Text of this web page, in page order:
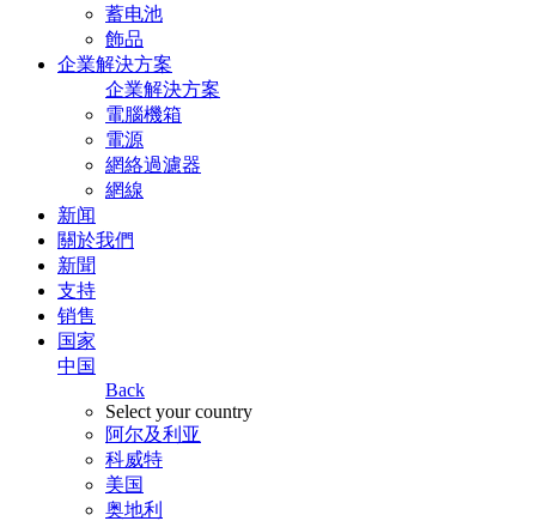
蓄电池
飾品
企業解決方案
企業解決方案
電腦機箱
電源
網絡過濾器
網線
新闻
關於我們
新聞
支持
销售
国家
中国
Back
Select your country
阿尔及利亚
科威特
美国
奥地利